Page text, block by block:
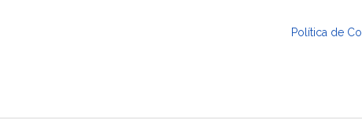
Política de